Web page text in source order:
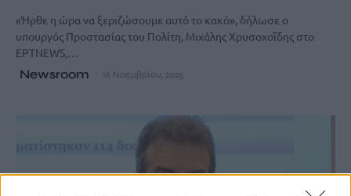
«Ήρθε η ώρα να ξεριζώσουμε αυτό το κακό», δήλωσε ο
υπουργός Προστασίας του Πολίτη, Μιχάλης Χρυσοχοΐδης στο
ΕΡΤNEWS,…
Newsroom 16 Νοεμβρίου, 2025